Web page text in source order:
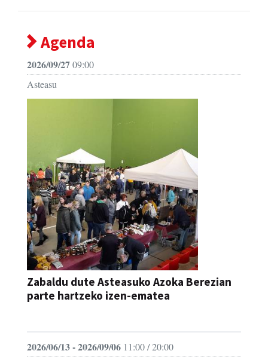
Agenda
2026/09/2709:00
Asteasu
Zabaldu dute Asteasuko Azoka Berezian
parte hartzeko izen-ematea
2026/06/13 - 2026/09/06 11:00 / 20:00